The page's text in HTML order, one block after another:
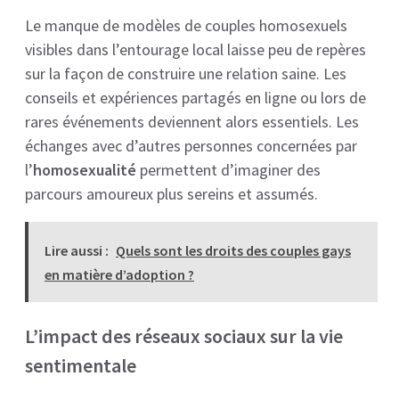
Le manque de modèles de couples homosexuels
visibles dans l’entourage local laisse peu de repères
sur la façon de construire une relation saine. Les
conseils et expériences partagés en ligne ou lors de
rares événements deviennent alors essentiels. Les
échanges avec d’autres personnes concernées par
l’homosexualité permettent d’imaginer des
parcours amoureux plus sereins et assumés.
Lire aussi : Quels sont les droits des couples gays
en matière d’adoption ?
L’impact des réseaux sociaux sur la vie
sentimentale